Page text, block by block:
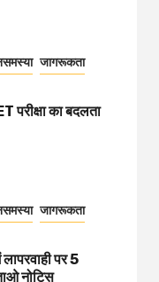
जागरूकता
परीक्षा का बदलता
जागरूकता
पर 5
नोटिस